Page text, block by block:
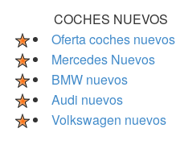
COCHES NUEVOS
Oferta coches nuevos
Mercedes Nuevos
BMW nuevos
Audi nuevos
Volkswagen nuevos